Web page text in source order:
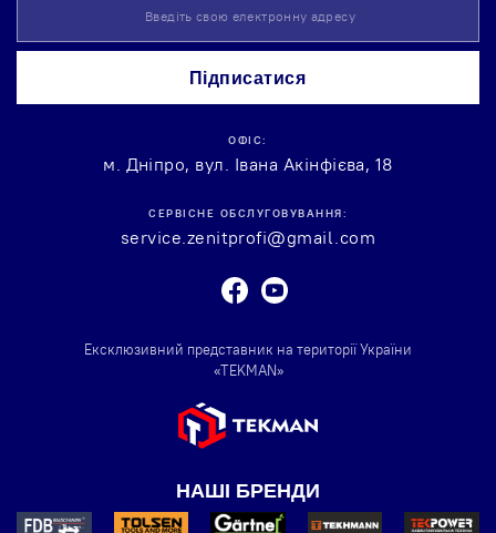
на
нашу
новин:
Підписатися
ОФІС:
м. Дніпро, вул. Івана Акінфієва, 18
СЕРВІСНЕ ОБСЛУГОВУВАННЯ:
service.zenitprofi@gmail.com
FacebookYoutube
Ексклюзивний представник на території України
«TEKMAN»
НАШІ БРЕНДИ